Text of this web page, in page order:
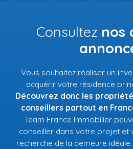
Consultez nos
Vous souhaitez réaliser un
acquérir votre résidence
Découvrez donc les
conseillers partout en
Team France Immobilier
conseiller dans votre projet et
recherche de la demeure